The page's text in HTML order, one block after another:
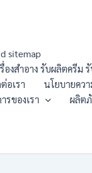
sitemap
องสำอาง รับผลิตครีม
อเรา
นโยบายคว
รของเรา
ผลิต